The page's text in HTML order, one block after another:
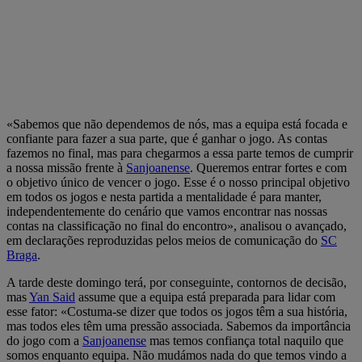
«Sabemos que não dependemos de nós, mas a equipa está focada e
confiante para fazer a sua parte, que é ganhar o jogo. As contas
fazemos no final, mas para chegarmos a essa parte temos de cumprir
a nossa missão frente à Sanjoanense. Queremos entrar fortes e com
o objetivo único de vencer o jogo. Esse é o nosso principal objetivo
em todos os jogos e nesta partida a mentalidade é para manter,
independentemente do cenário que vamos encontrar nas nossas
contas na classificação no final do encontro», analisou o avançado,
em declarações reproduzidas pelos meios de comunicação do SC
Braga.
A tarde deste domingo terá, por conseguinte, contornos de decisão,
masYan Said assume que a equipa está preparada para lidar com
esse fator: «Costuma-se dizer que todos os jogos têm a sua história,
mas todos eles têm uma pressão associada. Sabemos da importância
do jogo com a Sanjoanense mas temos confiança total naquilo que
somos enquanto equipa. Não mudámos nada do que temos vindo a